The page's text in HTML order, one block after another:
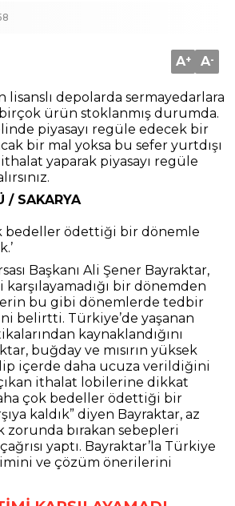
A+ A-
lisanslı depolarda sermayedarlara
ürün stoklanmış durumda.
piyasayı regüle edecek bir
bir mal yoksa bu sefer yurtdışı
ithalat yaparak piyasayı regüle
/ SAKARYA
bedeller ödettiği bir dönemle
Başkanı Ali Şener Bayraktar,
bir dönemden
bu gibi dönemlerde tedbir
belirtti. Türkiye’de yaşanan
kaynaklandığını
buğday ve mısırın yüksek
içerde daha ucuza verildiğini
ithalat lobilerine dikkat
çok bedeller ödettiği bir
kaldık” diyen Bayraktar, az
bırakan sebepleri
yaptı. Bayraktar’la Türkiye
ve çözüm önerilerini